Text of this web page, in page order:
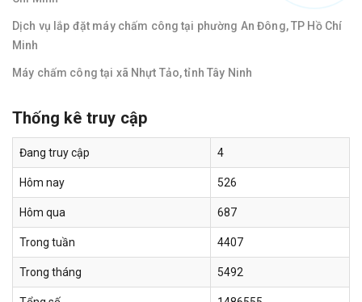
Dịch vụ lắp đặt máy chấm công tại phường An Đông, TP Hồ Chí
Minh
Máy chấm công tại xã Nhựt Tảo, tỉnh Tây Ninh
Thống kê truy cập
Đang truy cập 4
Hôm nay 526
Hôm qua 687
Trong tuần 4407
Trong tháng 5492